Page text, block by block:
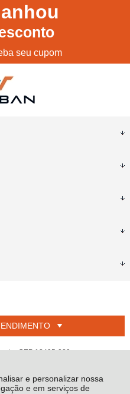
e personalizar nossa
e em serviços de
seu cupom
CEP 13495-029 -
01.805.892/0001-60
Welban-2026